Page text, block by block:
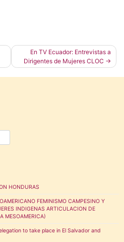
En TV Ecuador: Entrevistas a
Dirigentes de Mujeres CLOC
HONDURAS
FEMINISMO CAMPESINO Y
INDIGENAS ARTICULACION DE
MESOAMERICA)
to take place in El Salvador and